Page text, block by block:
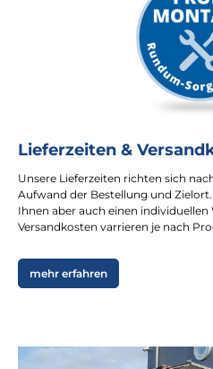
Lieferzeiten &
Unsere Lieferzeiten richten sich
Aufwand der Bestellung und
Ihnen aber auch einen
Versandkosten varrieren je nach
mehr erfahren